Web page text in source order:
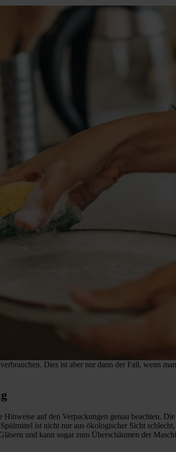
Dies ist aber nur dann der Fall, wenn
auf den Verpackungen genau beachten.
ist nicht nur aus ökologischer Sicht
und kann sogar zum Überschäumen der